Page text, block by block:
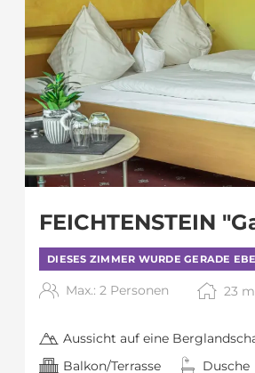
FEICHTENSTEIN
DIESES ZIMMER WURDE GERADE
Max.: 2 Personen 23 m
Aussicht auf eine
Balkon/Terrasse
Dusche